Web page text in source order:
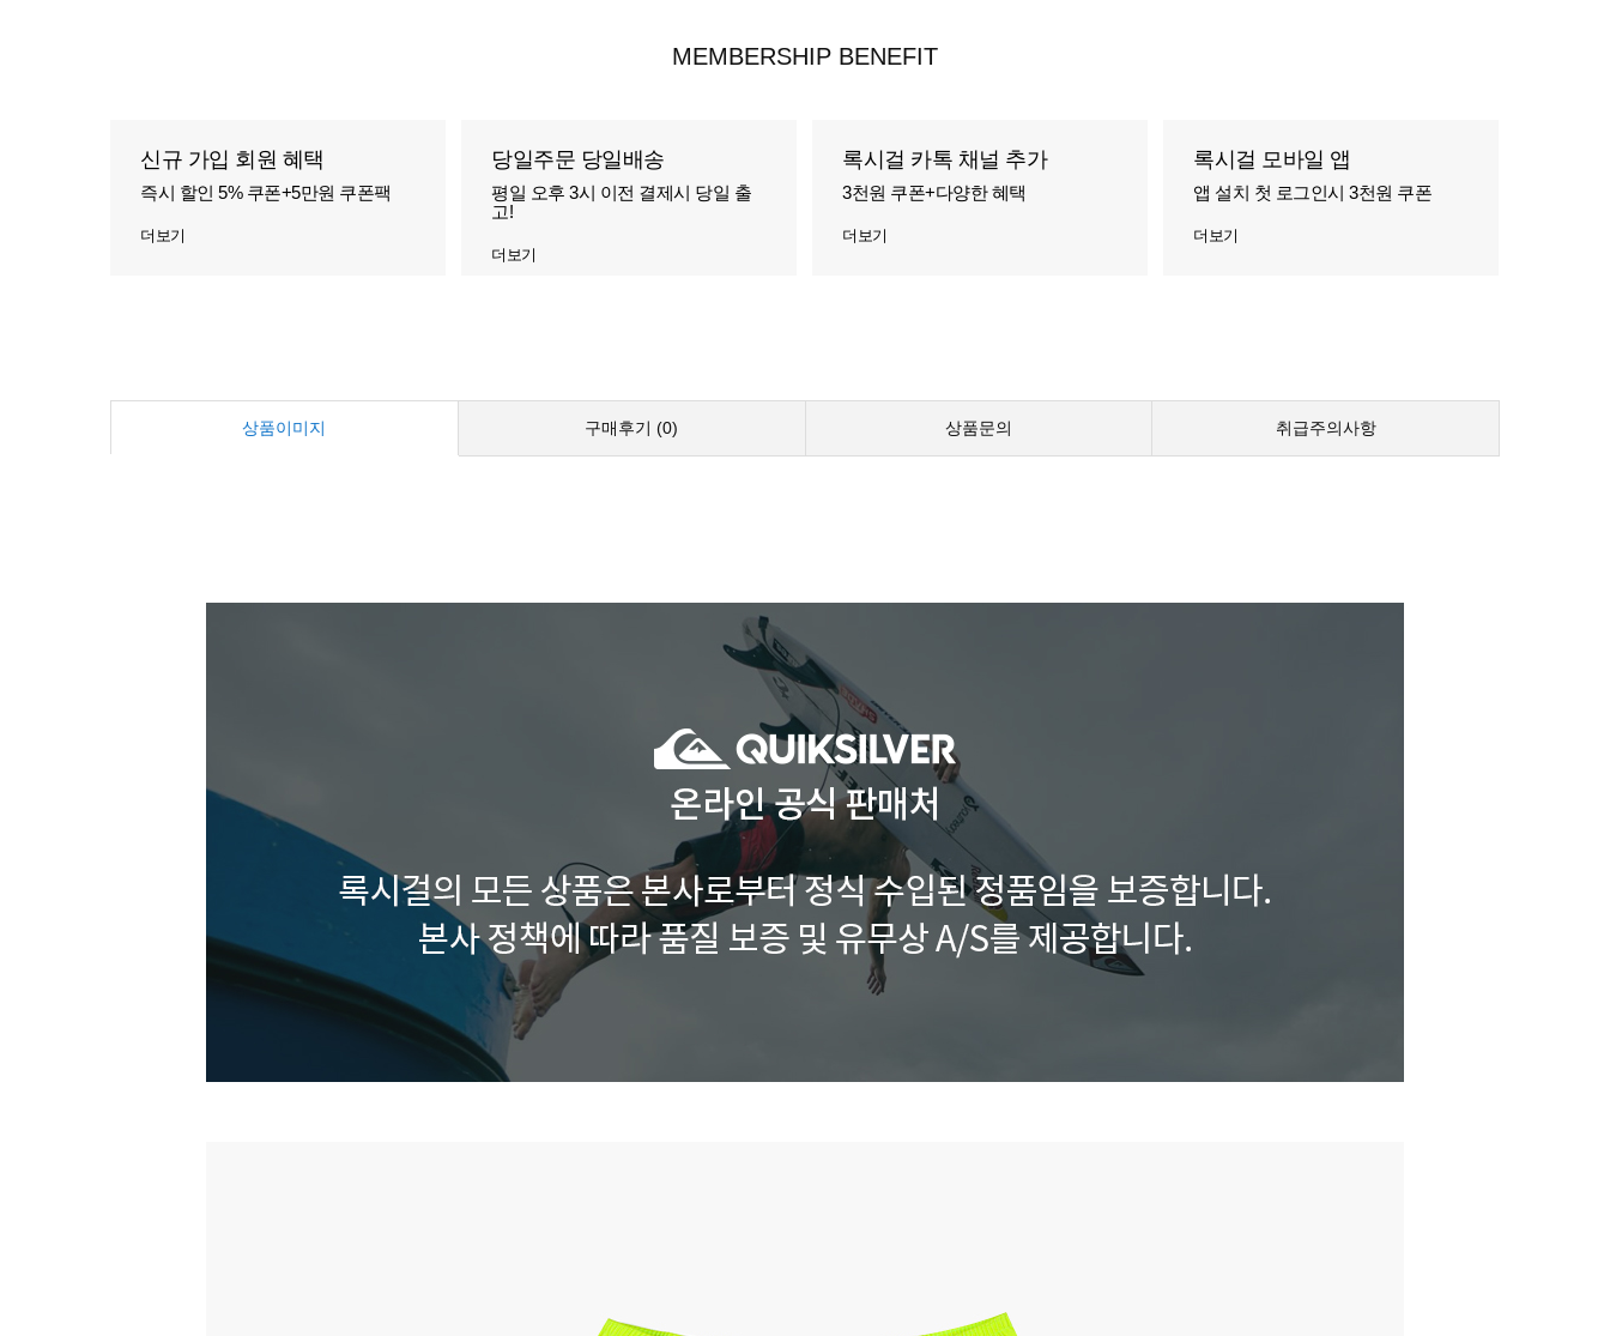
MEMBERSHIP BENEFIT
신규 가입 회원 혜택
즉시 할인 5% 쿠폰+5만원 쿠폰팩
더보기
당일주문 당일배송
평일 오후 3시 이전 결제시 당일 출
고!
더보기
록시걸 카톡 채널 추가
3천원 쿠폰+다양한 혜택
더보기
록시걸 모바일 앱
앱 설치 첫 로그인시 3천원 쿠폰
더보기
상품이미지 구매후기 (0) 상품문의 취급주의사항